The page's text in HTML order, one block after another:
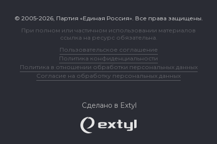
© 2005-2026, Партия «Единая Россия». Все права защищены.
При полном или частичном использовании материалов
ссылка на ресурс обязательна.
Пользовательское соглашение
Политика конфиденциальности
Политика в отношении обработки персональных данных
Согласие на обработку персональных данных
Сделано в Extyl